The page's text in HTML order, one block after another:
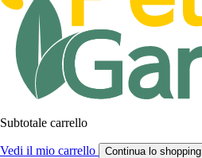
Subtotale carrello
Vedi il mio carrello Continua lo shopping